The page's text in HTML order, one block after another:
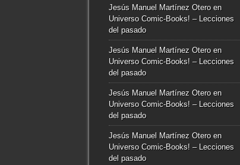
Jesús Manuel Martínez Oteroen
Universo Comic-Books! – Lecciones
del pasado
Jesús Manuel Martínez Oteroen
Universo Comic-Books! – Lecciones
del pasado
Jesús Manuel Martínez Oteroen
Universo Comic-Books! – Lecciones
del pasado
Jesús Manuel Martínez Oteroen
Universo Comic-Books! – Lecciones
del pasado